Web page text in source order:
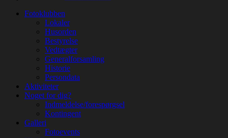
Fotoklubben
Lokaler
Husorden
Bestyrelse
Vedtægter
Generalforsamling
Historie
Persondata
Aktiviteter
Noget for dig?
Indmeldelse/forespørgsel
Kontingent
Galleri
Fotoevents